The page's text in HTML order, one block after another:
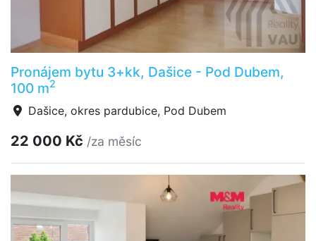
Pronájem bytu 3+kk, Dašice - Pod Dubem,
100 m2
Dašice, okres pardubice, Pod Dubem
22 000 Kč /za měsíc